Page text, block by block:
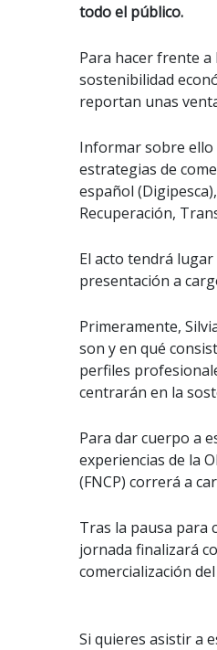
todo el público.
Para hacer frente
sostenibilidad
reportan unas
Informar sobre ello
estrategias de
español
Recuperación,
El acto tendrá lugar
presentación a
Primeramente,
son y en qué
perfiles
centrarán en la
Para dar cuerpo a
experiencias de la
(FNCP) correrá a
Tras la pausa para
jornada finalizará
comercialización
Si quieres asistir a